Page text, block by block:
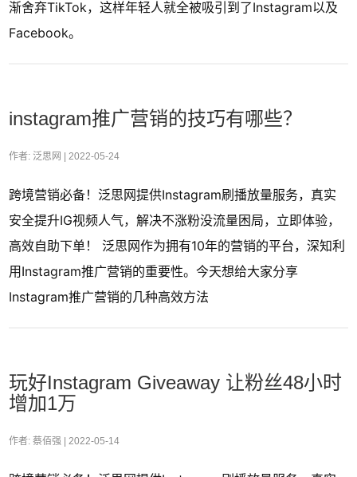
渐舍弃TikTok，这样年轻人就全被吸引到了Instagram以及
Facebook。
instagram推广营销的技巧有哪些？
作者: 泛思网 | 2022-05-24
跨境营销必备！泛思网提供Instagram刷播放量服务，真实
安全提升IG视频人气，解决不涨粉没流量困局，立即体验，
高效自助下单！ 泛思网作为拥有10年的营销的平台，深知利
用Instagram推广营销的重要性。今天想给大家分享
Instagram推广营销的几种高效方法
玩好Instagram Giveaway 让粉丝48小时
增加1万
作者: 蔡佰强 | 2022-05-14